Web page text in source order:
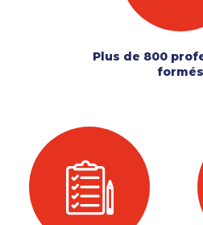
Plus de 800
formés